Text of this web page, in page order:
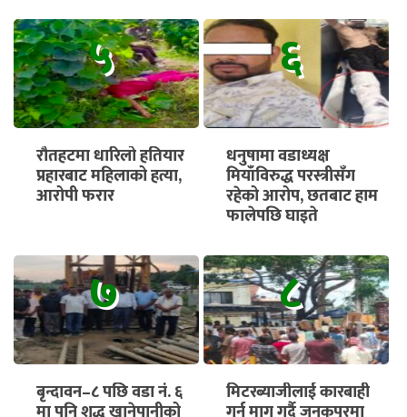
५
रौतहटमा धारिलो हतियार
प्रहारबाट महिलाको हत्या,
आरोपी फरार
६
धनुषामा वडाध्यक्ष
मियाँविरुद्ध परस्त्रीसँग
रहेको आरोप, छतबाट हाम
फालेपछि घाइते
७
बृन्दावन–८ पछि वडा नं. ६
८
मिटरब्याजीलाई कारबाही